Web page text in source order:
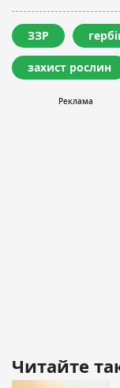
ЗЗР
захист рослин
Читайте